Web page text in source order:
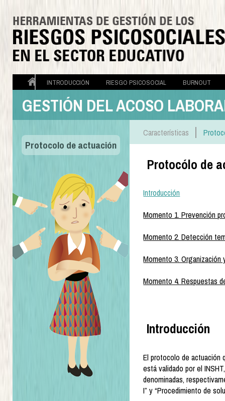
INICIO
INTRODUCCIÓN RIESGO PSICOSOCIAL BURNOUT
GESTIÓN DEL ACOSO
Protocolo de actuación
Características
Protocólo de
Introducción
Momento 1. Prevención
Momento 2. Detección
Momento 3.
Momento 4. Respuestas
Introducción
El protocolo de actuación
está validado por el
denominadas,
I” y “Procedimiento de